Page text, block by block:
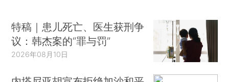
特稿｜患儿死亡、医生获刑争
议：韩杰案的“罪与罚”
2026年08月10日